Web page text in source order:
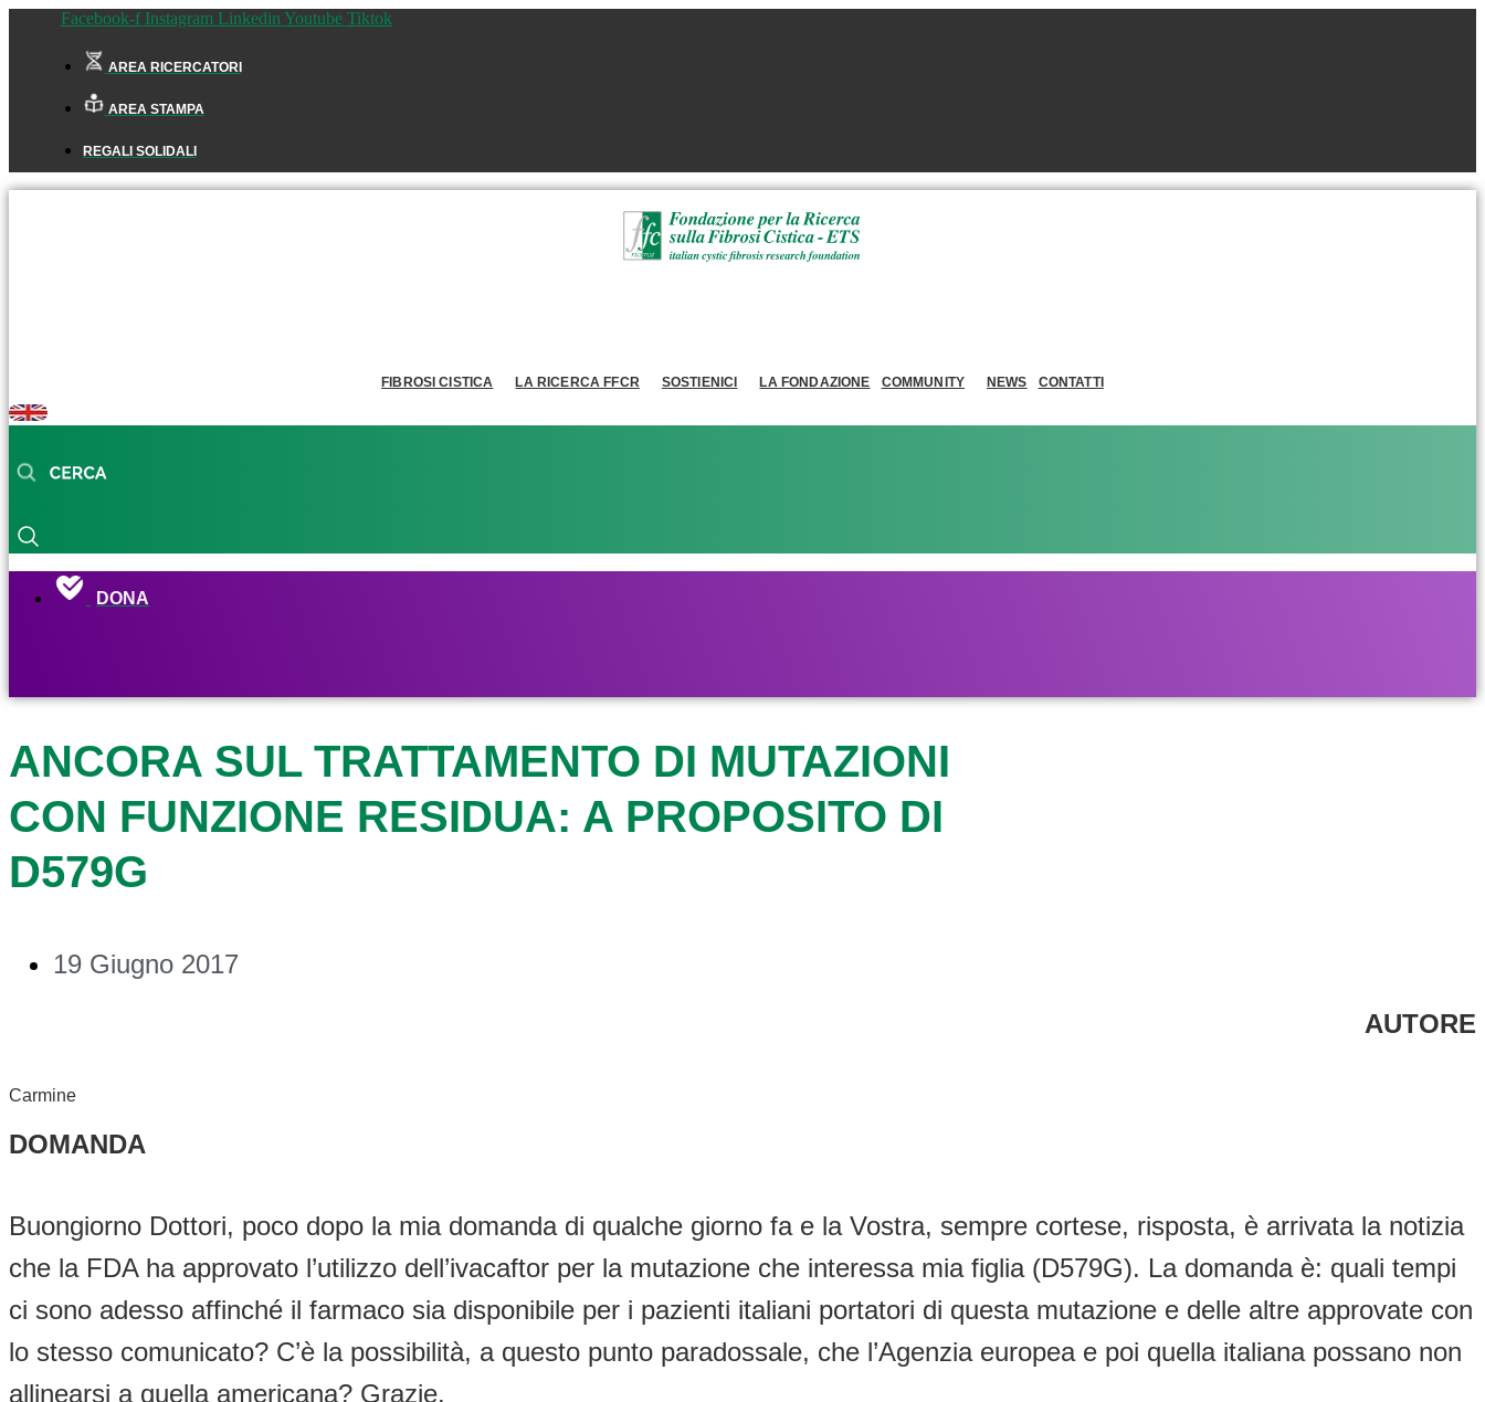
Facebook-f Instagram Linkedin Youtube Tiktok
AREA RICERCATORI
AREA STAMPA
REGALI SOLIDALI
FIBROSI CISTICA LA RICERCA FFCR SOSTIENICI LA FONDAZIONE COMMUNITY NEWS CONTATTI
DONA
ANCORA SUL TRATTAMENTO DI MUTAZIONI
CON FUNZIONE RESIDUA: A PROPOSITO DI
D579G
19 Giugno 2017
AUTORE
Carmine
DOMANDA
Buongiorno Dottori, poco dopo la mia domanda di qualche giorno fa e la Vostra, sempre cortese, risposta, è arrivata la notizia
che la FDA ha approvato l’utilizzo dell’ivacaftor per la mutazione che interessa mia figlia (D579G). La domanda è: quali tempi
ci sono adesso affinché il farmaco sia disponibile per i pazienti italiani portatori di questa mutazione e delle altre approvate con
lo stesso comunicato? C’è la possibilità, a questo punto paradossale, che l’Agenzia europea e poi quella italiana possano non
allinearsi a quella americana? Grazie.